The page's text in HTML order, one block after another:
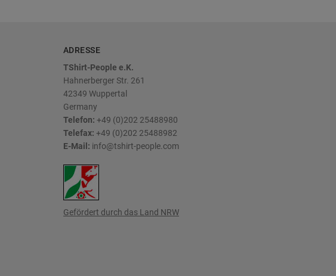
ADRESSE
TShirt-People e.K.
Hahnerberger Str. 261
42349 Wuppertal
Germany
Telefon: +49 (0)202 25488980
Telefax: +49 (0)202 25488982
E-Mail: info@tshirt-people.com
Gefördert durch das Land NRW